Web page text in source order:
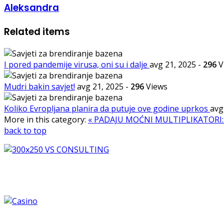
Aleksandra
Related items
I pored pandemije virusa, oni su i dalje avg 21, 2025 - 296
Mudri bakin savjet! avg 21, 2025 - 296Views
Koliko Evropljana planira da putuje ove godine uprkos
More in this category: « PADAJU MOĆNI
back to top